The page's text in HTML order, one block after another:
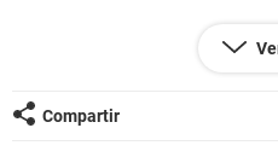
Compartir